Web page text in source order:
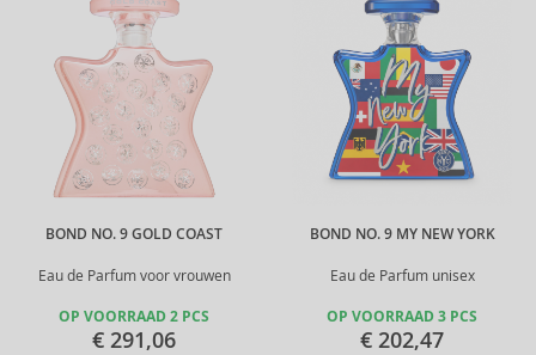
BOND NO. 9 GOLD COAST
Eau de Parfum voor vrouwen
OP VOORRAAD 2 PCS
€ 291,06
BOND NO. 9 MY NEW YORK
Eau de Parfum unisex
OP VOORRAAD 3 PCS
€ 202,47